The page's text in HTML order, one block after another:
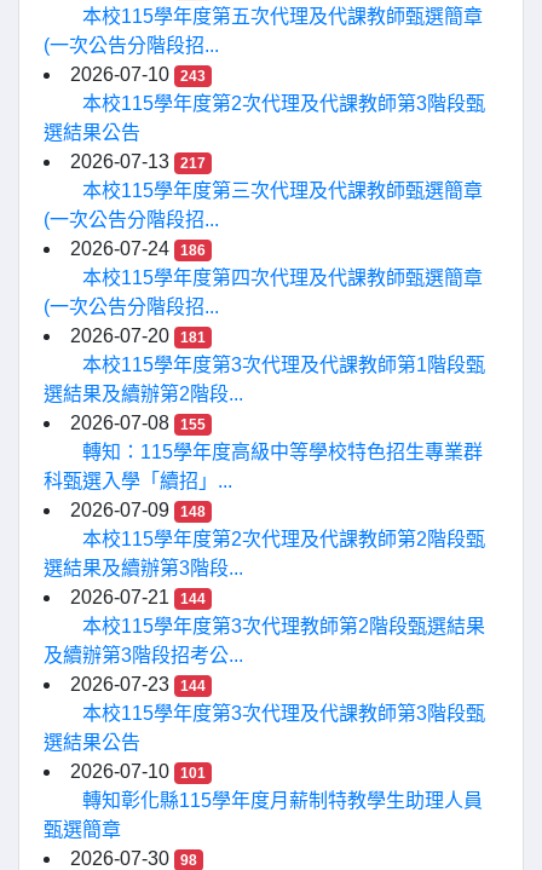
本校115學年度第五次代理及代課教師甄選簡章
(一次公告分階段招...
2026-07-10
243
本校115學年度第2次代理及代課教師第3階段甄
選結果公告
2026-07-13
217
本校115學年度第三次代理及代課教師甄選簡章
(一次公告分階段招...
2026-07-24
186
本校115學年度第四次代理及代課教師甄選簡章
(一次公告分階段招...
2026-07-20
181
本校115學年度第3次代理及代課教師第1階段甄
選結果及續辦第2階段...
2026-07-08
155
轉知：115學年度高級中等學校特色招生專業群
科甄選入學「續招」...
2026-07-09
148
本校115學年度第2次代理及代課教師第2階段甄
選結果及續辦第3階段...
2026-07-21
144
本校115學年度第3次代理教師第2階段甄選結果
及續辦第3階段招考公...
2026-07-23
144
本校115學年度第3次代理及代課教師第3階段甄
選結果公告
2026-07-10
101
轉知彰化縣115學年度月薪制特教學生助理人員
甄選簡章
2026-07-30
98